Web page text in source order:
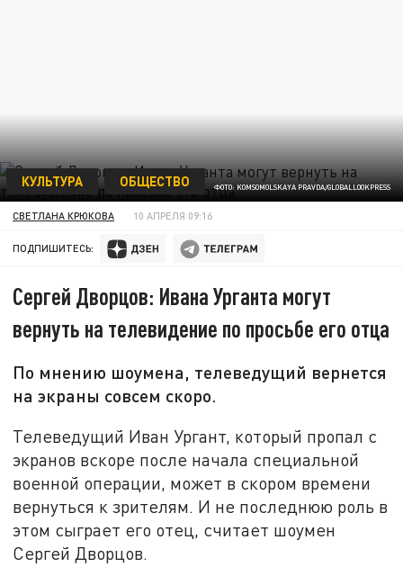
ФОТО: KOMSOMOLSKAYA PRAVDA/GLOBALLOOKPRESS
КУЛЬТУРА ОБЩЕСТВО
СВЕТЛАНА КРЮКОВА 10 АПРЕЛЯ 09:16
ПОДПИШИТЕСЬ:
Сергей Дворцов: Ивана Урганта могут
вернуть на телевидение по просьбе его отца
По мнению шоумена, телеведущий вернется
на экраны совсем скоро.
Телеведущий Иван Ургант, который пропал с
экранов вскоре после начала специальной
военной операции, может в скором времени
вернуться к зрителям. И не последнюю роль в
этом сыграет его отец, считает шоумен
Сергей Дворцов.